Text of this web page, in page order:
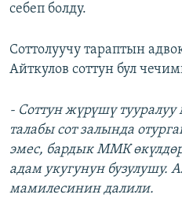
себеп болду.
Соттолуучу тараптын
Айткулов соттун бул
- Соттун жүрүшү тууралуу
талабы сот залында
эмес, бардык ММК
адам укугунун бузулушу.
мамилесинин далили.